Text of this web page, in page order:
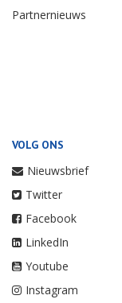
Partnernieuws
VOLG ONS
Nieuwsbrief
Twitter
Facebook
LinkedIn
Youtube
Instagram